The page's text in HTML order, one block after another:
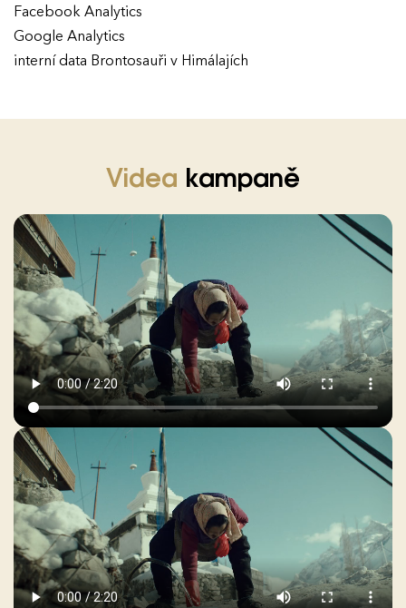
Facebook Analytics
Google Analytics
interní data Brontosauři v Himálajích
Videa kampaně